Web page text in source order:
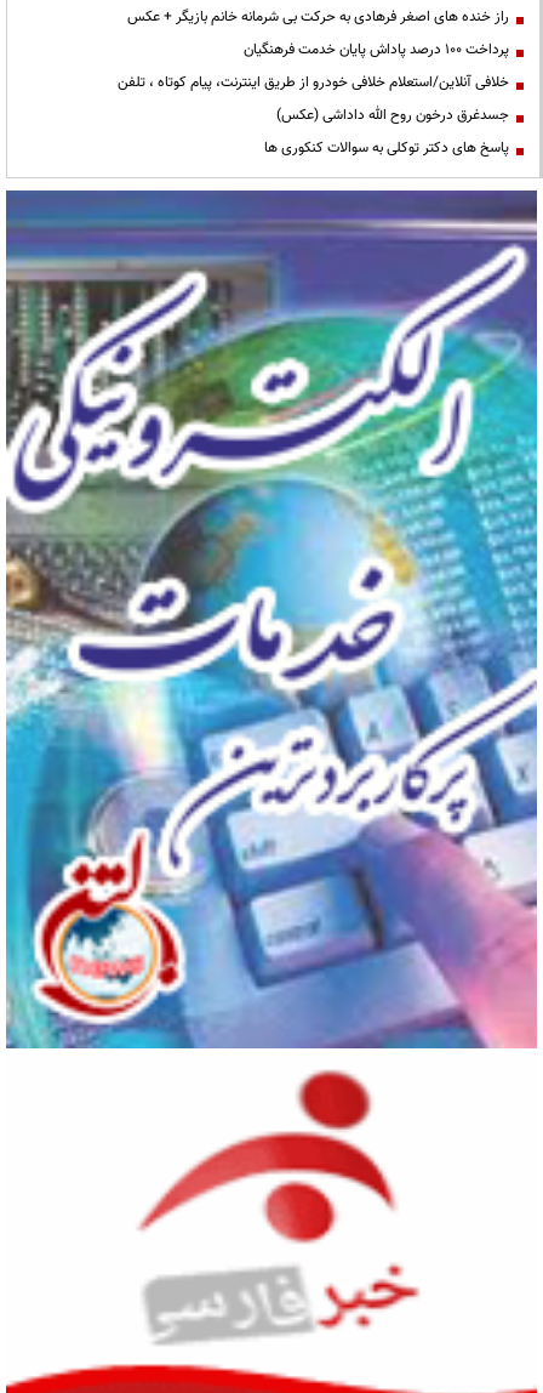
راز خنده های اصغر فرهادی به حرکت بی شرمانه خانم بازیگر + عکس
پرداخت ۱۰۰ درصد پاداش پایان خدمت فرهنگیان
خلافی آنلاین/استعلام خلافی خودرو از طریق اینترنت، پیام کوتاه ، تلفن
جسدغرق درخون روح الله داداشی (عکس)
پاسخ های دکتر توکلی به سوالات کنکوری ها